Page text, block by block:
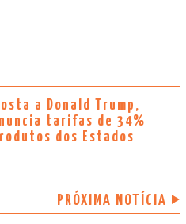
a Donald Trump,
tarifas de 34%
dos Estados
PRÓXIMA NOTÍCIA